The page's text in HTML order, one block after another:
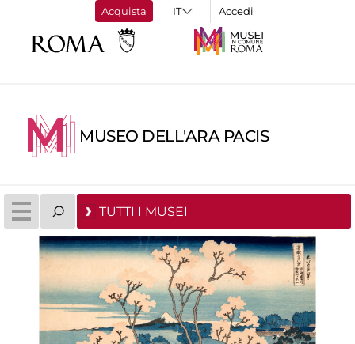
Acquista Accedi
MUSEO DELL'ARA PACIS
TUTTI I MUSEI